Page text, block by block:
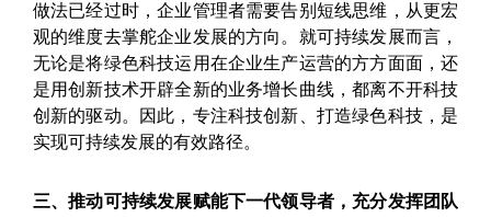
做法已经过时，企业管理者需要告别短线思维，从更宏
观的维度去掌舵企业发展的方向。就可持续发展而言，
无论是将绿色科技运用在企业生产运营的方方面面，还
是用创新技术开辟全新的业务增长曲线，都离不开科技
创新的驱动。因此，专注科技创新、打造绿色科技，是
实现可持续发展的有效路径。
三、推动可持续发展赋能下一代领导者，充分发挥团队